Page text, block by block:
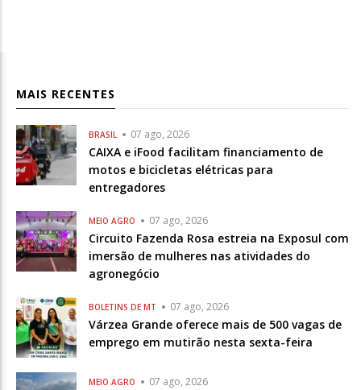
MAIS RECENTES
BRASIL 07 ago, 2026
CAIXA e iFood facilitam financiamento de
motos e bicicletas elétricas para
entregadores
MEIO AGRO 07 ago, 2026
Circuito Fazenda Rosa estreia na Exposul com
imersão de mulheres nas atividades do
agronegócio
BOLETINS DE MT 07 ago, 2026
Várzea Grande oferece mais de 500 vagas de
emprego em mutirão nesta sexta-feira
MEIO AGRO 07 ago, 2026